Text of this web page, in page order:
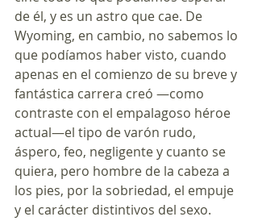
de él, y es un astro que cae. De
Wyoming, en cambio, no sabemos lo
que podíamos haber visto, cuando
apenas en el comienzo de su breve y
fantástica carrera creó —como
contraste con el empalagoso héroe
actual—el tipo de varón rudo,
áspero, feo, negligente y cuanto se
quiera, pero hombre de la cabeza a
los pies, por la sobriedad, el empuje
y el carácter distintivos del sexo.